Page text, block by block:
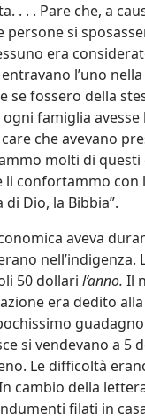
. . . Pare che, a
persone si
era
l’uno nella
se fossero della
ogni famiglia
che avevano
molti di questi
confortammo con
Dio, la Bibbia”.
aveva
nell’indigenza.
50 dollari l’anno. Il
era dedito
si vendevano a 5
Le difficoltà
cambio della
filati in